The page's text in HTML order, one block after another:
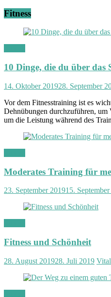
Fitness
10 Dinge, die du über das
14. Oktober 201928. September
Vor dem Fitnesstraining ist es
Dehnübungen durchzuführen, um
um die Leistung während des
Moderates Training für
23. September 201915.
Fitness und Schönheit
28. August 201928. Juli 2019